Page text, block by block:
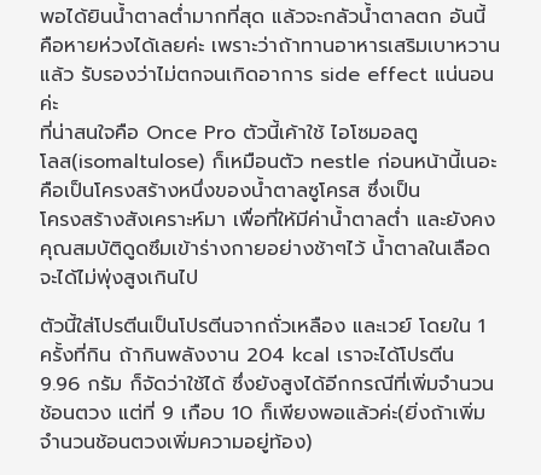
พอได้ยินน้ำตาลต่ำมากที่สุด แล้วจะกลัวน้ำตาลตก อันนี้
คือหายห่วงได้เลยค่ะ เพราะว่าถ้าทานอาหารเสริมเบาหวาน
แล้ว รับรองว่าไม่ตกจนเกิดอาการ side effect แน่นอน
ค่ะ
ที่น่าสนใจคือ Once Pro ตัวนี้เค้าใช้ ไอโซมอลตู
โลส(isomaltulose) ก็เหมือนตัว nestle ก่อนหน้านี้เนอะ
คือเป็นโครงสร้างหนึ่งของน้ำตาลซูโครส ซึ่งเป็น
โครงสร้างสังเคราะห์มา เพื่อที่ให้มีค่าน้ำตาลต่ำ และยังคง
คุณสมบัติดูดซึมเข้าร่างกายอย่างช้าๆไว้ น้ำตาลในเลือด
จะได้ไม่พุ่งสูงเกินไป
ตัวนี้ใส่โปรตีนเป็นโปรตีนจากถั่วเหลือง และเวย์ โดยใน 1
ครั้งที่กิน ถ้ากินพลังงาน 204 kcal เราจะได้โปรตีน
9.96 กรัม ก็จัดว่าใช้ได้ ซึ่งยังสูงได้อีกกรณีที่เพิ่มจำนวน
ช้อนตวง แต่ที่ 9 เกือบ 10 ก็เพียงพอแล้วค่ะ(ยิ่งถ้าเพิ่ม
จำนวนช้อนตวงเพิ่มความอยู่ท้อง)